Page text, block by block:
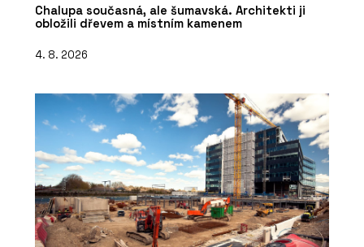
Chalupa současná, ale šumavská. Architekti ji
obložili dřevem a místním kamenem
4. 8. 2026